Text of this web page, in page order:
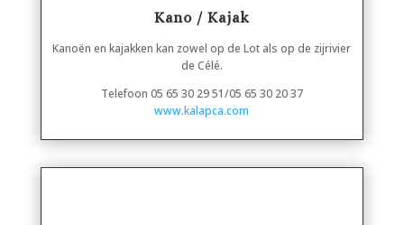
Kano / Kajak
Kanoën en kajakken kan zowel op de Lot als op de zijrivier
de Célé.
Telefoon 05 65 30 29 51/05 65 30 20 37
www.kalapca.com